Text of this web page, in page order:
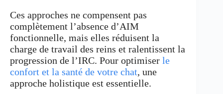
Ces approches ne compensent pas
complètement l’absence d’AIM
fonctionnelle, mais elles réduisent la
charge de travail des reins et ralentissent la
progression de l’IRC. Pour optimiser le
confort et la santé de votre chat, une
approche holistique est essentielle.